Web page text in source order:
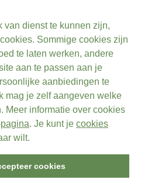
van dienst te kunnen zijn,
Sommige cookies zijn
te laten werken, andere
aan te passen aan je
aanbiedingen te
mag je zelf aangeven welke
Meer informatie over cookies
. Je kunt je cookies
wilt.
cookies